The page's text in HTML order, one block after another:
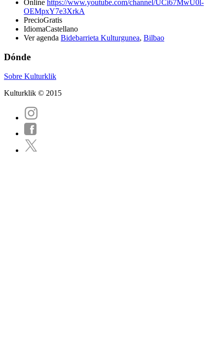
Online https://www.youtube.com/channel/UCi67MwU0l-
OEMpxY7e3XrkA
PrecioGratis
IdiomaCastellano
Ver agenda Bidebarrieta Kulturgunea, Bilbao
Dónde
Sobre Kulturklik
Kulturklik © 2015